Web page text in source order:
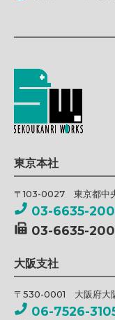
東京本社
〒103-0027 東京都中
03-6635-
03-6635-
大阪支社
〒530-0001 大阪府大
06-7526-